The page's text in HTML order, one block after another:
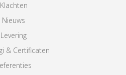
Klachten
Nieuws
Levering
& Certificaten